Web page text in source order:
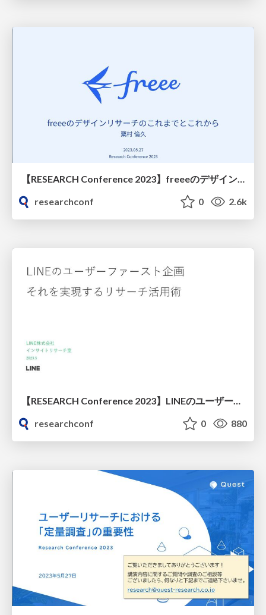
【RESEARCH Conference 2023】freeeのデザインリサーチのこれまでとこれから
researchconf
0 2.6k
【RESEARCH Conference 2023】LINEのユーザーファースト企画。それを実現するリサーチ活用術
researchconf
0 880